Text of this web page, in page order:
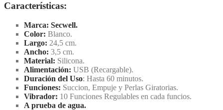
Características:
Marca: Secwell.
Color: Blanco.
Largo: 24,5 cm.
Ancho: 3,5 cm.
Material: Silicona.
Alimentación: USB (Recargable).
Duración del Uso: Hasta 60 minutos.
Funciones: Succion, Empuje y Perlas Giratorias.
Vibrador: 10 Funciones Regulables en cada funcios.
A prueba de agua.